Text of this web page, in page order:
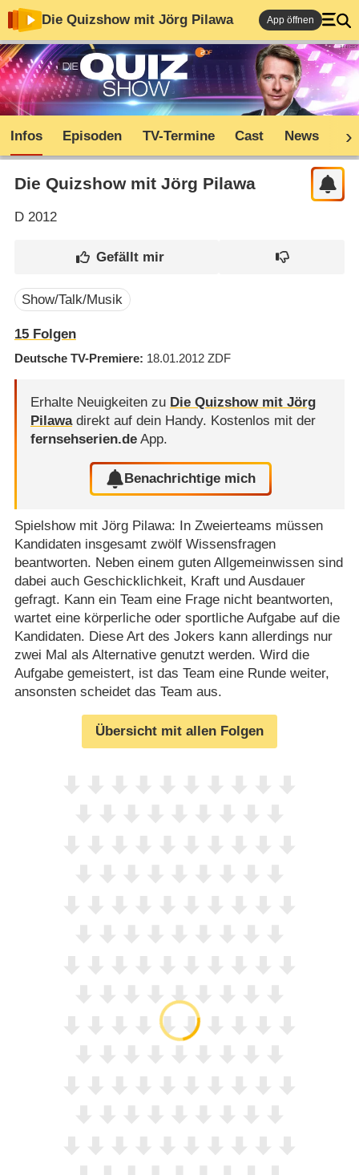
Die Quizshow mit Jörg Pilawa App öffnen
Infos Episoden TV-Termine Cast News
Die Quizshow mit Jörg Pilawa
D2012
Show/Talk/Musik
15Folgen
Deutsche TV-Premiere 18.01.2012 ZDF
Erhalte Neuigkeiten zu Die Quizshow mit Jörg
Pilawadirekt auf dein Handy. Kostenlos mit der
fernsehserien.deApp.
Benachrichtige mich
Spielshow mit Jörg Pilawa: In Zweierteams müssen
Kandidaten insgesamt zwölf Wissensfragen
beantworten. Neben einem guten Allgemeinwissen sind
dabei auch Geschicklichkeit, Kraft und Ausdauer
gefragt. Kann ein Team eine Frage nicht beantworten,
wartet eine körperliche oder sportliche Aufgabe auf die
Kandidaten. Diese Art des Jokers kann allerdings nur
zwei Mal als Alternative genutzt werden. Wird die
Aufgabe gemeistert, ist das Team eine Runde weiter,
ansonsten scheidet das Team aus.
Übersicht mit allen Folgen